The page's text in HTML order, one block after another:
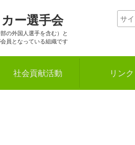
ー選手会
の外国人選手を含む）と
員となっている組織です
社会貢献活動 リンク